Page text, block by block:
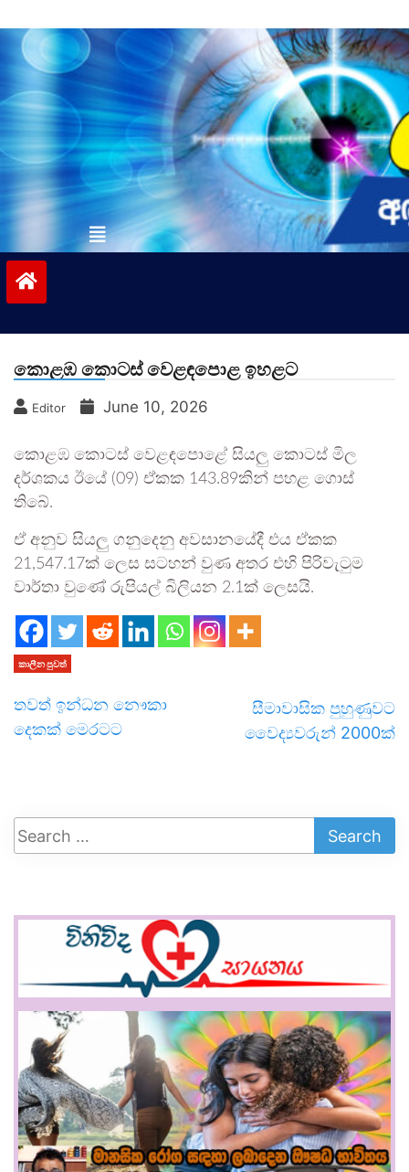
to
contentvinivida.lk
කොළඹ කොටස් වෙළඳපොළ ඉහළට
Editor June 10, 2026
කොළඹ කොටස් වෙළඳපොළේ සියලු කොටස් මිල
දර්ශකය ඊයේ (09) ඒකක 143.89කින් පහළ ගොස්
තිබේ.
ඒ අනුව සියලු ගනුදෙනු අවසානයේදී එය ඒකක
21,547.17ක් ලෙස සටහන් වුණ අතර එහි පිරිවැටුම
වාර්තා වුණේ රුපියල් බිලියන 2.1ක් ලෙසයි.
කාලීන පුවත්
තවත් ඉන්ධන නෞකා
දෙකක් මෙරටට
සීමාවාසික පුහුණුවට
වෛද්‍යවරුන් 2000ක්